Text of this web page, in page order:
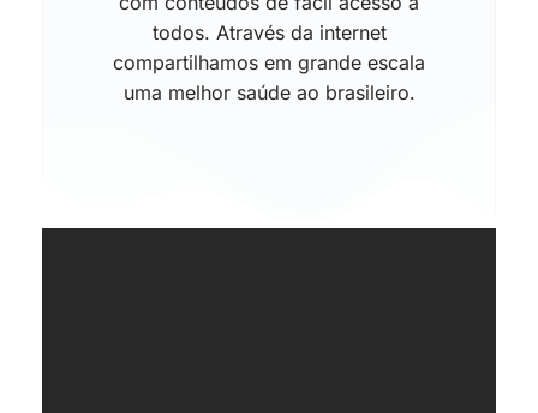
todos. Através da internet
compartilhamos em grande escala
uma melhor saúde ao brasileiro.